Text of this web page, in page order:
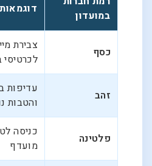
במועדון
כסף
צבירת
לכרטיסי
זהב
עדיפות
והטבות
פלטינה
כניסה
מועדף